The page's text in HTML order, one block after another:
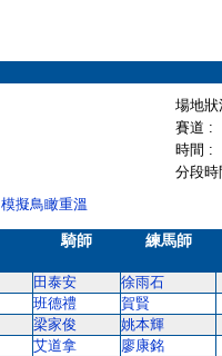
場地
賽道 :
時間 :
分段
模擬鳥瞰重溫
騎師 練馬師
田泰安 徐雨石
班德禮 賀賢
梁家俊 姚本輝
艾道拿 廖康銘